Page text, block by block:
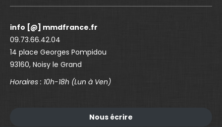
info [@] mmdfrance.fr
09.73.66.42.04
14 place Georges Pompidou
93160, Noisy le Grand
Horaires : 10h-18h (Lun à Ven)
Nous écrire